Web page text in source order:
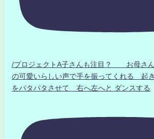
/プロジェクトA子さんも注目？ お母さ
の可愛いらしい声で手を振ってくれる 起
をパタパタさせて 右へ左へと ダンスする